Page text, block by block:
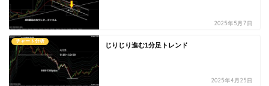
2025年5月7日
チャート分析
じりじり進む1分足トレンド
2025年4月25日